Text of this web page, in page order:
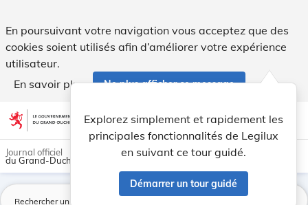
En poursuivant votre navigation vous acceptez que des
cookies soient utilisés afin d’améliorer votre expérience
utilisateur.
En savoir plus
Ne plus afficher ce message
Aller au contenu account_circle help Aide
Explorez simplement et rapidement les
principales fonctionnalités de Legilux
en suivant ce tour guidé.
Démarrer un tour guidé
light_mode dark_mode
Journal officiel
du Grand-Duché de Luxembourg